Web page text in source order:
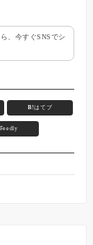
、今すぐSNSでシ
B!はてブ
Feedly